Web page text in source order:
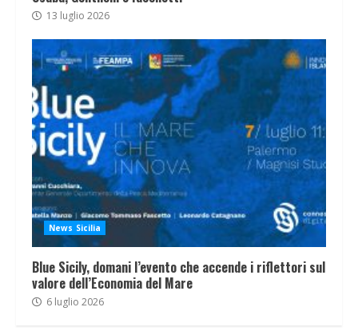
13 luglio 2026
News Sicilia
Blue Sicily, domani l’evento che accende i riflettori sul
valore dell’Economia del Mare
6 luglio 2026